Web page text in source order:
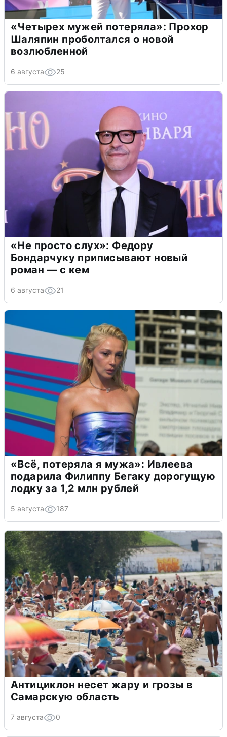
«Четырех мужей потеряла»: Прохор
Шаляпин проболтался о новой
возлюбленной
6 августа 25
«Не просто слух»: Федору
Бондарчуку приписывают новый
роман — с кем
6 августа 21
«Всё, потеряла я мужа»: Ивлеева
подарила Филиппу Бегаку дорогущую
лодку за 1,2 млн рублей
5 августа 187
Антициклон несет жару и грозы в
Самарскую область
7 августа 0